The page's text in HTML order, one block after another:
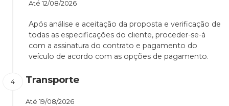
Até 12/08/2026
Após análise e aceitação da proposta e verificação de
todas as especificações do cliente, proceder-se-á
com a assinatura do contrato e pagamento do
veículo de acordo com as opções de pagamento.
Transporte
Até 19/08/2026